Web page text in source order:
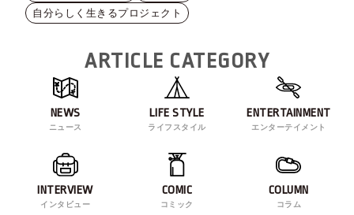
自分らしく生きるプロジェクト
ARTICLE CATEGORY
NEWS
ニュース
LIFE STYLE
ライフスタイル
ENTERTAINMENT
エンターテイメント
INTERVIEW
インタビュー
COMIC
コミック
COLUMN
コラム